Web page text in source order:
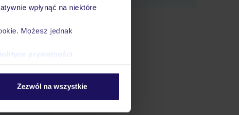
wpłynąć na niektóre
Możesz jednak
prywatności
Zezwól na wszystkie
relaksu.
z
Goście